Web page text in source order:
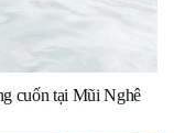
cuốn tại Mũi Nghê